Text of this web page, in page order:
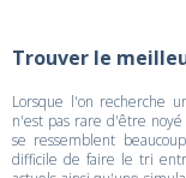
Trouver le
Lorsque l'on recherche
n'est pas rare d'être noyé
se ressemblent
difficile de faire le tri